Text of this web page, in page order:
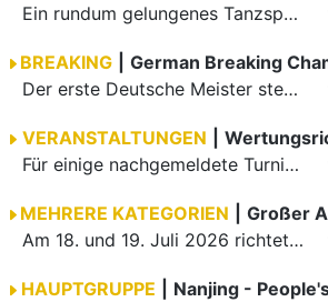
Ein rundum gelungenes Tanzsport-Wochenende liegt hinter den Paaren und Organisatoren in Enzklösterle. Am 1. und 2. August 2026 verwandelte sich die Festhalle wieder in einen lebendigen Mittelpunkt des…
BREAKING
Der erste Deutsche Meister steht fest B-Boy Roman siegt bei den Juniors
VERANSTALTUNGEN
Für einige nachgemeldete Turniere im 2 Halbjahr sucht der ZWE noch Wertungsrichter.
MEHRERE KATEGORIEN
Am 18. und 19. Juli 2026 richtete die Tanzsportabteilung (TSA) der TSG 1862 Weinheim das Abschlussturnier der diesjährigen TBW-Trophy-Serie aus. Zum traditionellen Saisonfinale kamen rund 400 Starts über…
HAUPTGRUPPE